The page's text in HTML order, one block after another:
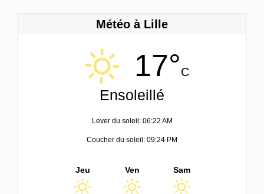
Météo à Lille
17°C
Ensoleillé
Lever du soleil: 06:22 AM
Coucher du soleil: 09:24 PM
Jeu Ven Sam